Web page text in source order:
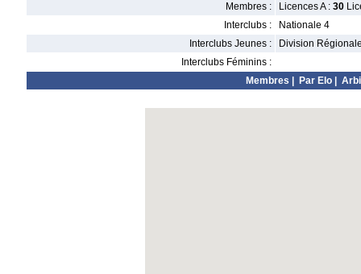
Membres :
Licences A : 30
Interclubs :
Nationale 4
Interclubs Jeunes :
Division
Interclubs Féminins :
Membres
Par Elo